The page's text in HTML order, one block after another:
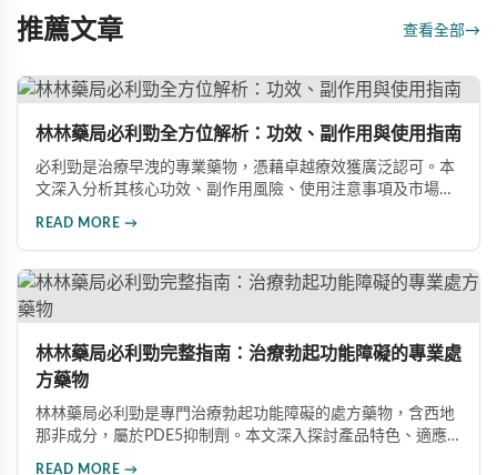
推薦文章 查看全部→
林林藥局必利勁全方位解析：功效、副作用與使用指南
必利勁是治療早洩的專業藥物，憑藉卓越療效獲廣泛認可。本
文深入分析其核心功效、副作用風險、使用注意事項及市場發
READ MORE →
林林藥局必利勁完整指南：治療勃起功能障礙的專業處
方藥物
林林藥局必利勁是專門治療勃起功能障礙的處方藥物，含西地
那非成分，屬於PDE5抑制劑。本文深入探討產品特色、適應
READ MORE →